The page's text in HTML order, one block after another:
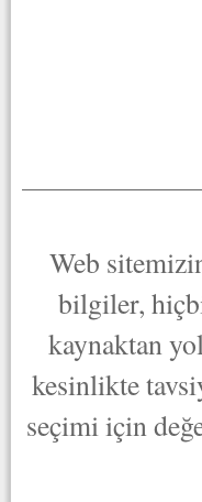
Web
bilgiler,
kaynaktan
kesinlikte
seçimi için